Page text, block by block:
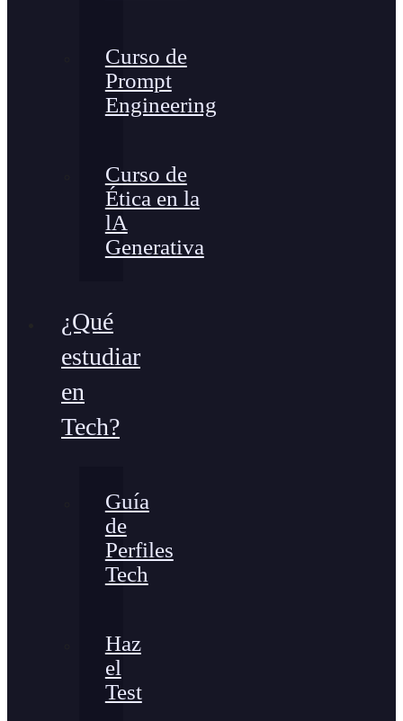
Curso de
Prompt
Engineering
Curso de
Ética en la
lA
Generativa
¿Qué
estudiar
en
Tech?
Guía
de
Perfiles
Tech
Haz
el
Test